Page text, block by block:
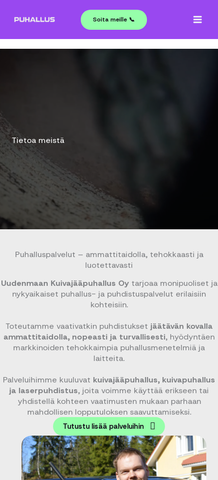
sisältöön
Soita meille 📞
Tietoa meistä
Puhalluspalvelut – ammattitaidolla, tehokkaasti ja
luotettavasti
Uudenmaan Kuivajääpuhallus Oytarjoaa monipuoliset ja
nykyaikaiset puhallus- ja puhdistuspalvelut erilaisiin
kohteisiin.
Toteutamme vaativatkin puhdistukset jäätävän kovalla
ammattitaidolla, nopeasti ja turvallisesti, hyödyntäen
markkinoiden tehokkaimpia puhallusmenetelmiä ja
laitteita.
Palveluihimme kuuluvat kuivajääpuhallus, kuivapuhallus
ja laserpuhdistus, joita voimme käyttää erikseen tai
yhdistellä kohteen vaatimusten mukaan parhaan
mahdollisen lopputuloksen saavuttamiseksi.
Tutustu lisää palveluihin